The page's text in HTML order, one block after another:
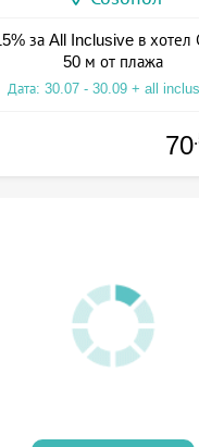
за All Inclusive в хотел
50 м от плажа
Дата: 30.07 - 30.09 + all
70